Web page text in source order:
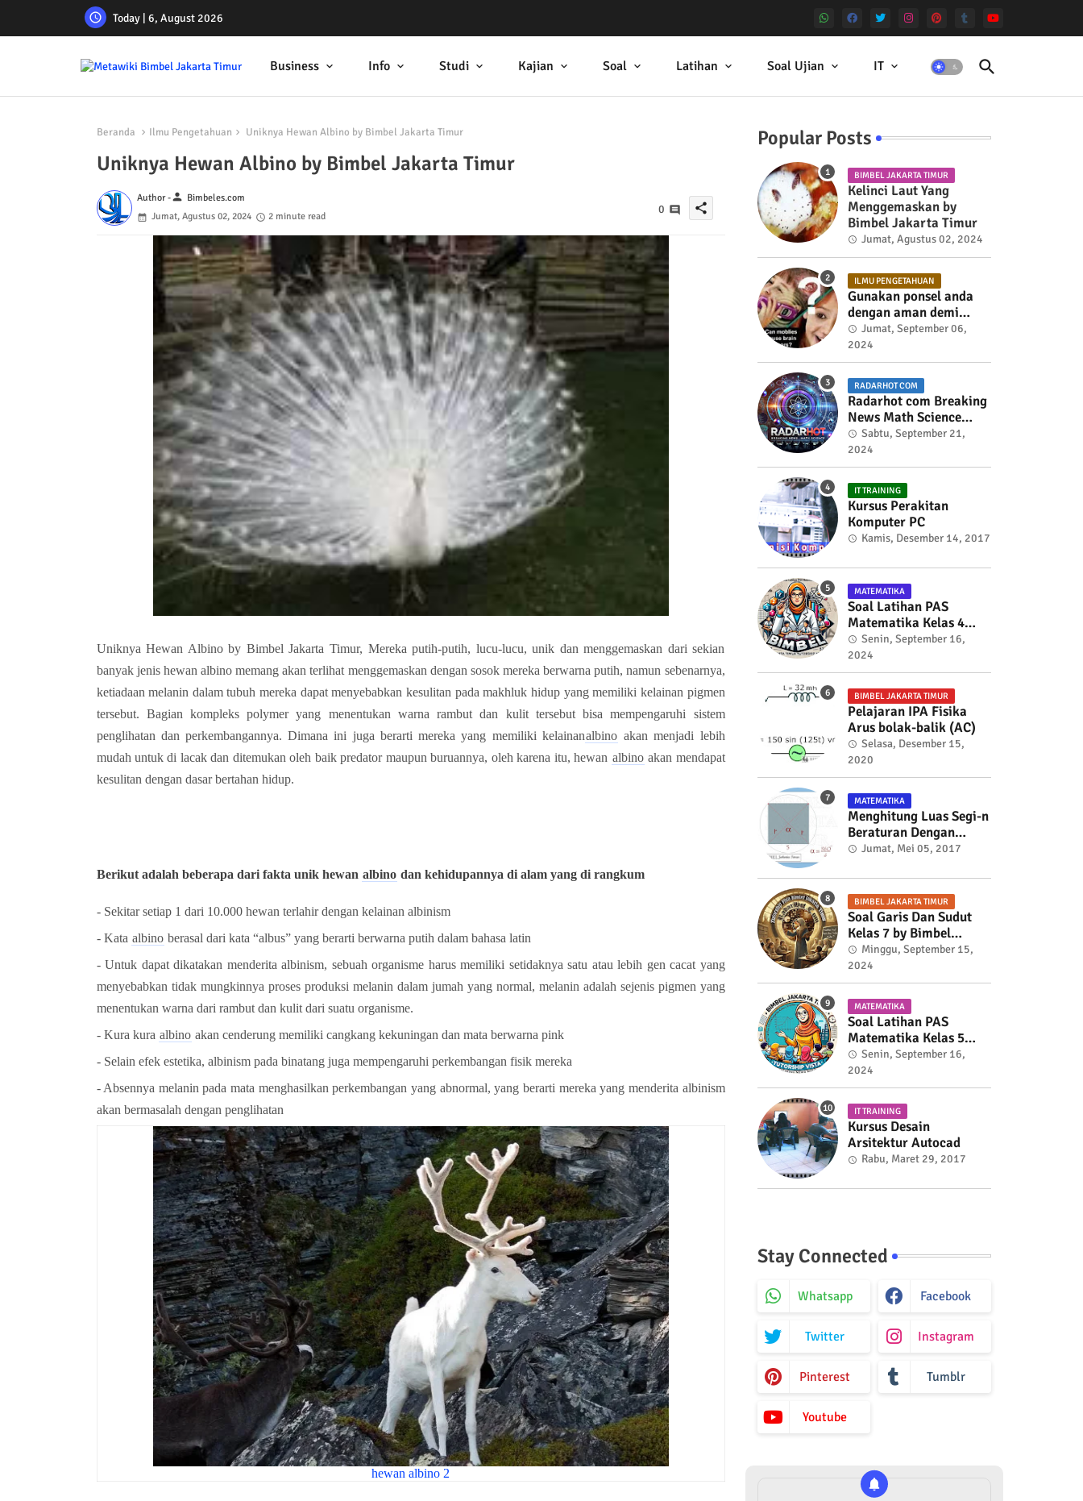
Today | 6, August 2026
Business Info Studi Kajian Soal Latihan Soal Ujian IT
Beranda Ilmu Pengetahuan Uniknya Hewan Albino by Bimbel Jakarta Timur
Uniknya Hewan Albino by Bimbel Jakarta Timur
Author -person Bimbeles.com
Jumat, Agustus 02, 2024
2 minute read
0 share
Uniknya Hewan Albino by Bimbel Jakarta Timur, Mereka putih-putih, lucu-lucu, unik dan menggemaskan dari sekian
banyak jenis hewan albino memang akan terlihat menggemaskan dengan sosok mereka berwarna putih, namun sebenarnya,
ketiadaan melanin dalam tubuh mereka dapat menyebabkan kesulitan pada makhluk hidup yang memiliki kelainan pigmen
tersebut. Bagian kompleks polymer yang menentukan warna rambut dan kulit tersebut bisa mempengaruhi sistem
penglihatan dan perkembangannya. Dimana ini juga berarti mereka yang memiliki kelainanalbino akan menjadi lebih
mudah untuk di lacak dan ditemukan oleh baik predatormaupun buruannya, oleh karena itu, hewan albino akan mendapat
kesulitan dengan dasar bertahan hidup.
Berikut adalah beberapa dari fakta unik hewan albino dan kehidupannya di alam yang di rangkum
- Sekitar setiap 1 dari 10.000 hewan terlahir dengan kelainan albinism
- Kata albino berasal dari kata “albus” yang berarti berwarna putih dalam bahasa latin
- Untuk dapat dikatakan menderita albinism, sebuah organisme harus memiliki setidaknya satu atau lebih gen cacat yang
menyebabkan tidak mungkinnya proses produksi melanin dalam jumah yang normal, melanin adalah sejenis pigmen yang
menentukan warna dari rambut dan kulit dari suatu organisme.
- Kura kura albino akan cenderung memiliki cangkang kekuningan dan mata berwarna pink
- Selain efek estetika, albinism pada binatang juga mempengaruhi perkembangan fisik mereka
- Absennya melanin pada mata menghasilkan perkembangan yang abnormal, yang berarti mereka yang menderita albinism
akan bermasalah dengan penglihatan
hewan albino 2
Popular Posts
BIMBEL JAKARTA TIMUR
Kelinci Laut Yang
Menggemaskan by
Bimbel Jakarta Timur
Jumat, Agustus 02, 2024
ILMU PENGETAHUAN
Gunakan ponsel anda
dengan aman demi
kesehatan
Jumat, September 06,
2024
RADARHOT COM
Radarhot com Breaking
News Math Science
education
Sabtu, September 21,
2024
IT TRAINING
Kursus Perakitan
Komputer PC
Kamis, Desember 14, 2017
MATEMATIKA
Soal Latihan PAS
Matematika Kelas 4
Semester 2
Senin, September 16,
2024
BIMBEL JAKARTA TIMUR
Pelajaran IPA Fisika
Arus bolak-balik (AC)
Selasa, Desember 15,
2020
MATEMATIKA
Menghitung Luas Segi-n
Beraturan Dengan
Trigonometri
Jumat, Mei 05, 2017
BIMBEL JAKARTA TIMUR
Soal Garis Dan Sudut
Kelas 7 by Bimbel
Jakarta Timur
Minggu, September 15,
2024
MATEMATIKA
Soal Latihan PAS
Matematika Kelas 5
Semester 2
Senin, September 16,
2024
IT TRAINING
Kursus Desain
Arsitektur Autocad
Rabu, Maret 29, 2017
Stay Connected
Whatsapp Facebook
Twitter Instagram
Pinterest Tumblr
Youtube